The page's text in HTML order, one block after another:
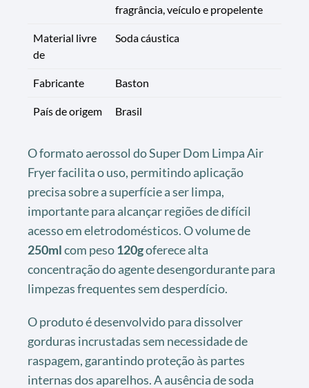
fragrância, veículo e propelente
Material livre
de
Soda cáustica
Fabricante Baston
País de origem Brasil
O formato aerossol do Super Dom Limpa Air
Fryer facilita o uso, permitindo aplicação
precisa sobre a superfície a ser limpa,
importante para alcançar regiões de difícil
acesso em eletrodomésticos. O volume de
250mlcom peso120goferece alta
concentração do agente desengordurante para
limpezas frequentes sem desperdício.
O produto é desenvolvido para dissolver
gorduras incrustadas sem necessidade de
raspagem, garantindo proteção às partes
internas dos aparelhos. A ausência de soda